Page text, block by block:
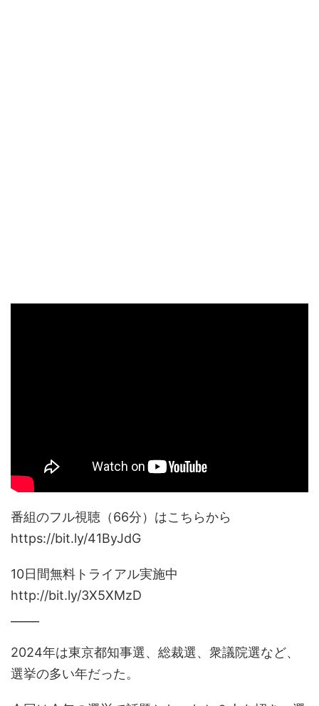
番組のフル視聴（66分）はこちらから
https://bit.ly/41ByJdG
10日間無料トライアル実施中
http://bit.ly/3X5XMzD
2024年は東京都知事選、総裁選、衆議院選など、
選挙の多い年だった。